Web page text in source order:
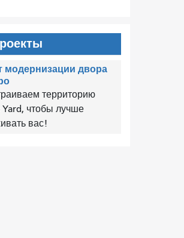
модернизации двора
территорию
Yard, чтобы лучше
вас!